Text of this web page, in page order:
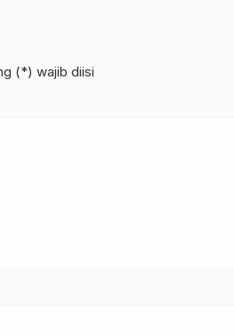
(*) wajib diisi